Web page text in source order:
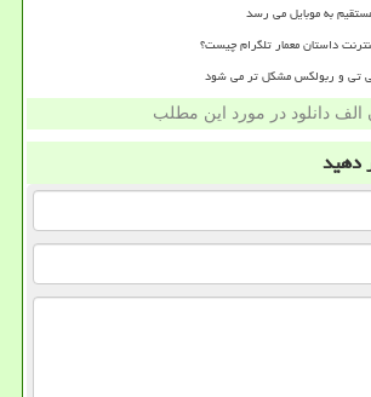
به موبایل می رسد
داستان معمار تلگرام چیست؟
تی و ربولکس مشکل تر می شود
الف دانلود در مورد این مطلب
دهید